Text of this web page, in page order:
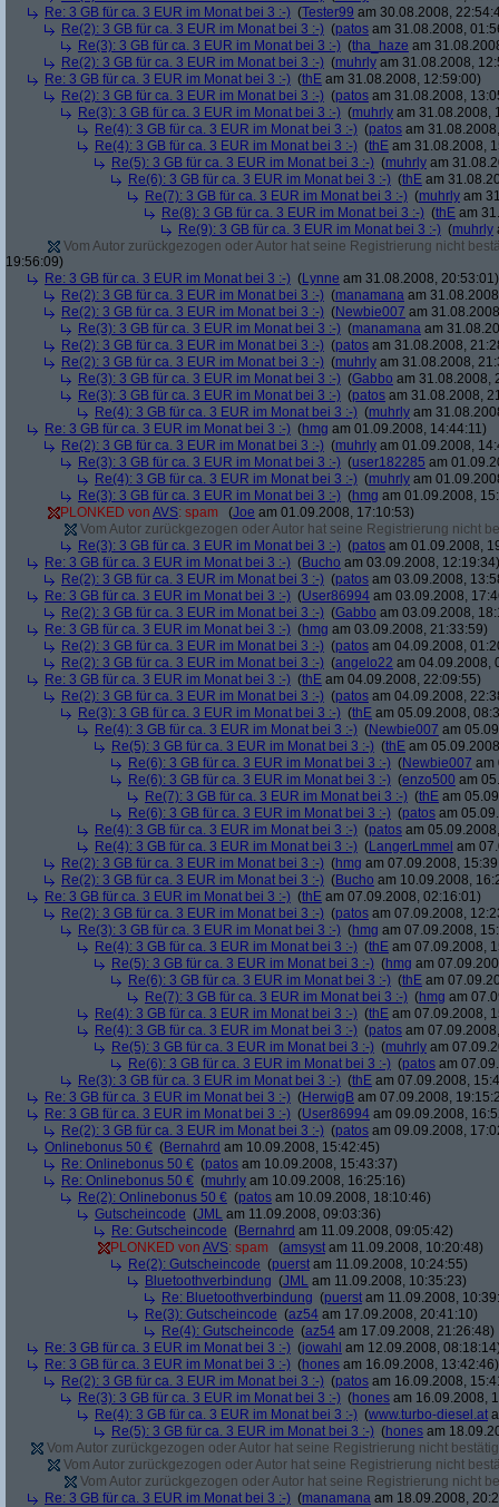
Re: 3 GB für ca. 3 EUR im Monat bei 3 :-) (Tester99 am 30.08.2008,
Re(2): 3 GB für ca. 3 EUR im Monat bei 3 :-) (patos am 31.08.2008,
Re(3): 3 GB für ca. 3 EUR im Monat bei 3 :-) (tha_haze am
Re(2): 3 GB für ca. 3 EUR im Monat bei 3 :-) (muhrly am 31.08.2008,
Re: 3 GB für ca. 3 EUR im Monat bei 3 :-) (thE am 31.08.2008, 12:59:00)
Re(2): 3 GB für ca. 3 EUR im Monat bei 3 :-) (patos am 31.08.2008,
Re(3): 3 GB für ca. 3 EUR im Monat bei 3 :-) (muhrly am 31.08.2008,
Re(4): 3 GB für ca. 3 EUR im Monat bei 3 :-) (patos am
Re(4): 3 GB für ca. 3 EUR im Monat bei 3 :-) (thE am 31.08.2008,
Re(5): 3 GB für ca. 3 EUR im Monat bei 3 :-) (muhrly am
Re(6): 3 GB für ca. 3 EUR im Monat bei 3 :-) (thE am
Re(7): 3 GB für ca. 3 EUR im Monat bei 3 :-) (muhrly am
Re(8): 3 GB für ca. 3 EUR im Monat bei 3 :-) (thE am
Re(9): 3 GB für ca. 3 EUR im Monat bei 3 :-) (muhrly
Vom Autor zurückgezogen oder Autor hat seine Registrierung nicht
19:56:09)
Re: 3 GB für ca. 3 EUR im Monat bei 3 :-) (Lynne am 31.08.2008, 20:53:01)
Re(2): 3 GB für ca. 3 EUR im Monat bei 3 :-) (manamana am
Re(2): 3 GB für ca. 3 EUR im Monat bei 3 :-) (Newbie007 am
Re(3): 3 GB für ca. 3 EUR im Monat bei 3 :-) (manamana am
Re(2): 3 GB für ca. 3 EUR im Monat bei 3 :-) (patos am 31.08.2008,
Re(2): 3 GB für ca. 3 EUR im Monat bei 3 :-) (muhrly am 31.08.2008,
Re(3): 3 GB für ca. 3 EUR im Monat bei 3 :-) (Gabbo am 31.08.2008,
Re(3): 3 GB für ca. 3 EUR im Monat bei 3 :-) (patos am 31.08.2008,
Re(4): 3 GB für ca. 3 EUR im Monat bei 3 :-) (muhrly am
Re: 3 GB für ca. 3 EUR im Monat bei 3 :-) (hmg am 01.09.2008, 14:44:11)
Re(2): 3 GB für ca. 3 EUR im Monat bei 3 :-) (muhrly am 01.09.2008,
Re(3): 3 GB für ca. 3 EUR im Monat bei 3 :-) (user182285 am
Re(4): 3 GB für ca. 3 EUR im Monat bei 3 :-) (muhrly am
Re(3): 3 GB für ca. 3 EUR im Monat bei 3 :-) (hmg am 01.09.2008,
PLONKED von AVS: spam (Joe am 01.09.2008, 17:10:53)
Vom Autor zurückgezogen oder Autor hat seine Registrierung nicht
Re(3): 3 GB für ca. 3 EUR im Monat bei 3 :-) (patos am 01.09.2008,
Re: 3 GB für ca. 3 EUR im Monat bei 3 :-) (Bucho am 03.09.2008, 12:19:34)
Re(2): 3 GB für ca. 3 EUR im Monat bei 3 :-) (patos am 03.09.2008,
Re: 3 GB für ca. 3 EUR im Monat bei 3 :-) (User86994 am 03.09.2008,
Re(2): 3 GB für ca. 3 EUR im Monat bei 3 :-) (Gabbo am 03.09.2008,
Re: 3 GB für ca. 3 EUR im Monat bei 3 :-) (hmg am 03.09.2008, 21:33:59)
Re(2): 3 GB für ca. 3 EUR im Monat bei 3 :-) (patos am 04.09.2008,
Re(2): 3 GB für ca. 3 EUR im Monat bei 3 :-) (angelo22 am 04.09.2008,
Re: 3 GB für ca. 3 EUR im Monat bei 3 :-) (thE am 04.09.2008, 22:09:55)
Re(2): 3 GB für ca. 3 EUR im Monat bei 3 :-) (patos am 04.09.2008,
Re(3): 3 GB für ca. 3 EUR im Monat bei 3 :-) (thE am 05.09.2008,
Re(4): 3 GB für ca. 3 EUR im Monat bei 3 :-) (Newbie007 am
Re(5): 3 GB für ca. 3 EUR im Monat bei 3 :-) (thE am
Re(6): 3 GB für ca. 3 EUR im Monat bei 3 :-) (Newbie007 am
Re(6): 3 GB für ca. 3 EUR im Monat bei 3 :-) (enzo500 am
Re(7): 3 GB für ca. 3 EUR im Monat bei 3 :-) (thE am
Re(6): 3 GB für ca. 3 EUR im Monat bei 3 :-) (patos am
Re(4): 3 GB für ca. 3 EUR im Monat bei 3 :-) (patos am
Re(4): 3 GB für ca. 3 EUR im Monat bei 3 :-) (LangerLmmel am
Re(2): 3 GB für ca. 3 EUR im Monat bei 3 :-) (hmg am 07.09.2008,
Re(2): 3 GB für ca. 3 EUR im Monat bei 3 :-) (Bucho am 10.09.2008,
Re: 3 GB für ca. 3 EUR im Monat bei 3 :-) (thE am 07.09.2008, 02:16:01)
Re(2): 3 GB für ca. 3 EUR im Monat bei 3 :-) (patos am 07.09.2008,
Re(3): 3 GB für ca. 3 EUR im Monat bei 3 :-) (hmg am 07.09.2008,
Re(4): 3 GB für ca. 3 EUR im Monat bei 3 :-) (thE am 07.09.2008,
Re(5): 3 GB für ca. 3 EUR im Monat bei 3 :-) (hmg am
Re(6): 3 GB für ca. 3 EUR im Monat bei 3 :-) (thE am
Re(7): 3 GB für ca. 3 EUR im Monat bei 3 :-) (hmg am
Re(4): 3 GB für ca. 3 EUR im Monat bei 3 :-) (thE am 07.09.2008,
Re(4): 3 GB für ca. 3 EUR im Monat bei 3 :-) (patos am
Re(5): 3 GB für ca. 3 EUR im Monat bei 3 :-) (muhrly am
Re(6): 3 GB für ca. 3 EUR im Monat bei 3 :-) (patos am
Re(3): 3 GB für ca. 3 EUR im Monat bei 3 :-) (thE am 07.09.2008,
Re: 3 GB für ca. 3 EUR im Monat bei 3 :-) (HerwigB am 07.09.2008,
Re: 3 GB für ca. 3 EUR im Monat bei 3 :-) (User86994 am 09.09.2008,
Re(2): 3 GB für ca. 3 EUR im Monat bei 3 :-) (patos am 09.09.2008,
Onlinebonus 50 € (Bernahrd am 10.09.2008, 15:42:45)
Re: Onlinebonus 50 € (patos am 10.09.2008, 15:43:37)
Re: Onlinebonus 50 € (muhrly am 10.09.2008, 16:25:16)
Re(2): Onlinebonus 50 € (patos am 10.09.2008, 18:10:46)
Gutscheincode (JML am 11.09.2008, 09:03:36)
Re: Gutscheincode (Bernahrd am 11.09.2008, 09:05:42)
PLONKED von AVS: spam (amsyst am 11.09.2008, 10:20:48)
Re(2): Gutscheincode (puerst am 11.09.2008, 10:24:55)
Bluetoothverbindung (JML am 11.09.2008, 10:35:23)
Re: Bluetoothverbindung (puerst am 11.09.2008,
Re(3): Gutscheincode (az54 am 17.09.2008, 20:41:10)
Re(4): Gutscheincode (az54 am 17.09.2008, 21:26:48)
Re: 3 GB für ca. 3 EUR im Monat bei 3 :-) (jowahl am 12.09.2008,
Re: 3 GB für ca. 3 EUR im Monat bei 3 :-) (hones am 16.09.2008, 13:42:46)
Re(2): 3 GB für ca. 3 EUR im Monat bei 3 :-) (patos am 16.09.2008,
Re(3): 3 GB für ca. 3 EUR im Monat bei 3 :-) (hones am 16.09.2008,
Re(4): 3 GB für ca. 3 EUR im Monat bei 3 :-) (www.turbo-diesel.at
Re(5): 3 GB für ca. 3 EUR im Monat bei 3 :-) (hones am
Vom Autor zurückgezogen oder Autor hat seine Registrierung nicht
Vom Autor zurückgezogen oder Autor hat seine Registrierung nicht
Vom Autor zurückgezogen oder Autor hat seine Registrierung nicht
Re: 3 GB für ca. 3 EUR im Monat bei 3 :-) (manamana am 18.09.2008,